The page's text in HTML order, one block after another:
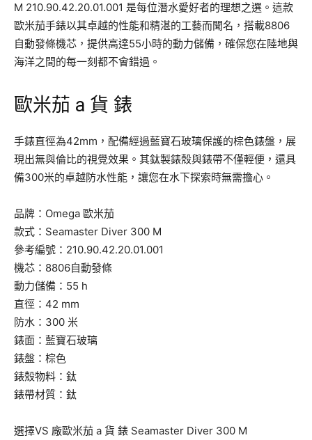
M 210.90.42.20.01.001 是每位潛水愛好者的理想之選。這款
歐米茄手錶以其卓越的性能和精湛的工藝而聞名，搭載8806
自動發條機芯，提供高達55小時的動力儲備，確保您在陸地與
海洋之間的每一刻都不會錯過。
歐米茄 a 貨 錶
手錶直徑為42mm，配備經過藍寶石玻璃保護的棕色錶盤，展
現出無與倫比的視覺效果。其鈦製錶殼與錶帶不僅輕便，還具
備300米的卓越防水性能，讓您在水下探索時無需擔心。
品牌：Omega 歐米茄
款式：Seamaster Diver 300 M
參考編號：210.90.42.20.01.001
機芯：8806自動發條
動力儲備：55 h
直徑：42 mm
防水：300 米
錶面：藍寶石玻璃
錶盤：棕色
錶殼物料：鈦
錶帶材質：鈦
選擇VS 廠歐米茄 a 貨 錶 Seamaster Diver 300 M